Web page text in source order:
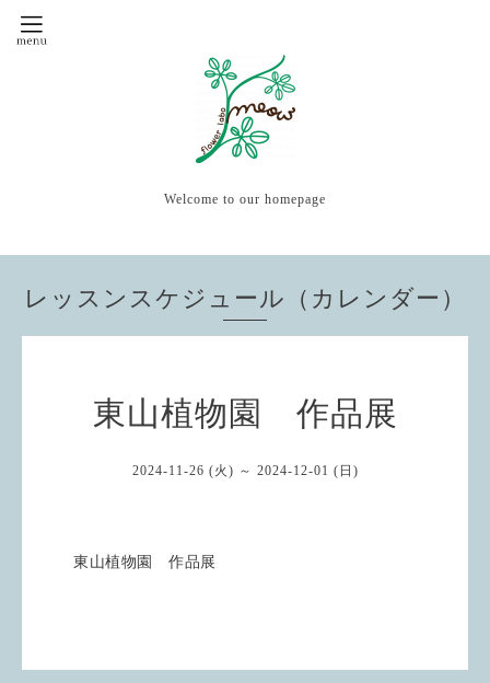
Welcome to our homepage
レッスンスケジュール（カレンダー）
東山植物園 作品展
2024-11-26 (火) ～ 2024-12-01 (日)
東山植物園 作品展